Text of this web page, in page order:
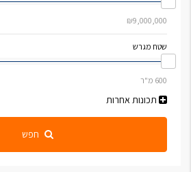
שטח מגרש
תכונות אחרות
חפש